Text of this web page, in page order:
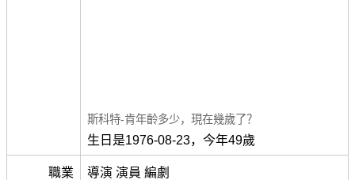
斯科特-肯年齡多少，現在幾歲了？
生日是1976-08-23，今年49歲
職業 導演 演員 編劇